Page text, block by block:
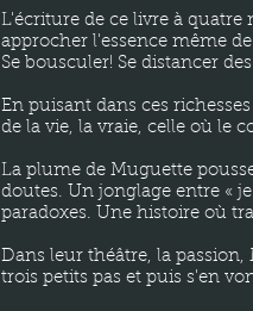
L'écriture de ce livre à quatre
approcher l'essence même
Se bousculer! Se distancer
En puisant dans ces
de la vie, la vraie, celle où le
La plume de Muguette
doutes. Un jonglage entre «
paradoxes. Une histoire où
Dans leur théâtre, la
trois petits pas et puis s'en